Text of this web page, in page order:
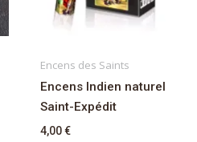
Encens des Saints
Encens Indien naturel
Saint-Expédit
4,00€